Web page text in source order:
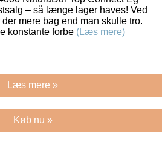
– så længe lager haves! Ved
mere bag end man skulle tro.
konstante forbe (Læs mere)
Læs mere »
Køb nu »